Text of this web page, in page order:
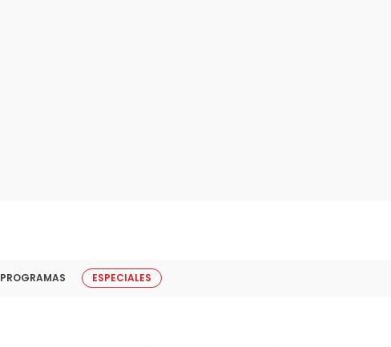
PROGRAMAS ESPECIALES